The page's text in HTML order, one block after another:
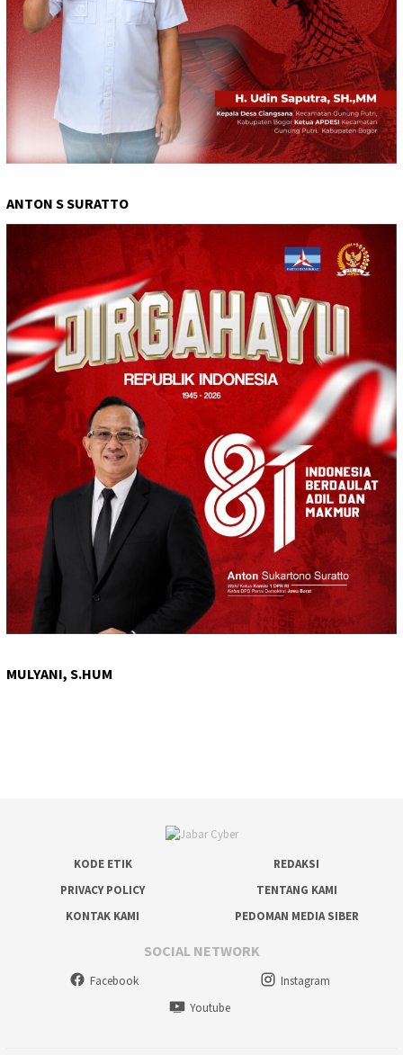
ANTON S SURATTO
MULYANI, S.HUM
KODE ETIK
REDAKSI
PRIVACY POLICY
TENTANG KAMI
KONTAK KAMI
PEDOMAN MEDIA SIBER
SOCIAL NETWORK
Facebook
Instagram
Youtube